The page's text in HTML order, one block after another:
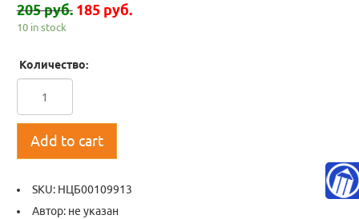
205 руб. 185 руб.
10 in stock
Количество:
Add to cart
SKU: НЦБ00109913
Автор: не указан